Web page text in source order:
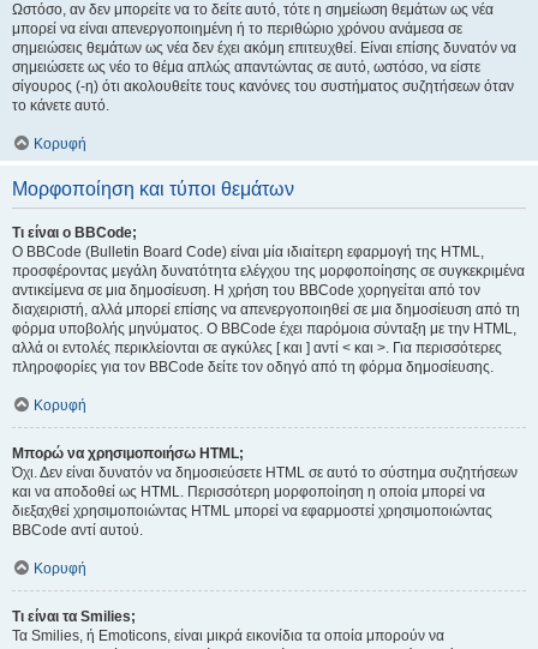
Ωστόσο, αν δεν μπορείτε να το δείτε αυτό, τότε η σημείωση θεμάτων ως νέα
μπορεί να είναι απενεργοποιημένη ή το περιθώριο χρόνου ανάμεσα σε
σημειώσεις θεμάτων ως νέα δεν έχει ακόμη επιτευχθεί. Είναι επίσης δυνατόν να
σημειώσετε ως νέο το θέμα απλώς απαντώντας σε αυτό, ωστόσο, να είστε
σίγουρος (-η) ότι ακολουθείτε τους κανόνες του συστήματος συζητήσεων όταν
το κάνετε αυτό.
Κορυφή
Μορφοποίηση και τύποι θεμάτων
Τι είναι ο BBCode;
Ο BBCode (Bulletin Board Code) είναι μία ιδιαίτερη εφαρμογή της HTML,
προσφέροντας μεγάλη δυνατότητα ελέγχου της μορφοποίησης σε συγκεκριμένα
αντικείμενα σε μια δημοσίευση. Η χρήση του BBCode χορηγείται από τον
διαχειριστή, αλλά μπορεί επίσης να απενεργοποιηθεί σε μια δημοσίευση από τη
φόρμα υποβολής μηνύματος. Ο BBCode έχει παρόμοια σύνταξη με την HTML,
αλλά οι εντολές περικλείονται σε αγκύλες [ και ] αντί < και >. Για περισσότερες
πληροφορίες για τον BBCode δείτε τον οδηγό από τη φόρμα δημοσίευσης.
Κορυφή
Μπορώ να χρησιμοποιήσω HTML;
Όχι. Δεν είναι δυνατόν να δημοσιεύσετε HTML σε αυτό το σύστημα συζητήσεων
και να αποδοθεί ως HTML. Περισσότερη μορφοποίηση η οποία μπορεί να
διεξαχθεί χρησιμοποιώντας HTML μπορεί να εφαρμοστεί χρησιμοποιώντας
BBCode αντί αυτού.
Κορυφή
Τι είναι τα Smilies;
Τα Smilies, ή Emoticons, είναι μικρά εικονίδια τα οποία μπορούν να